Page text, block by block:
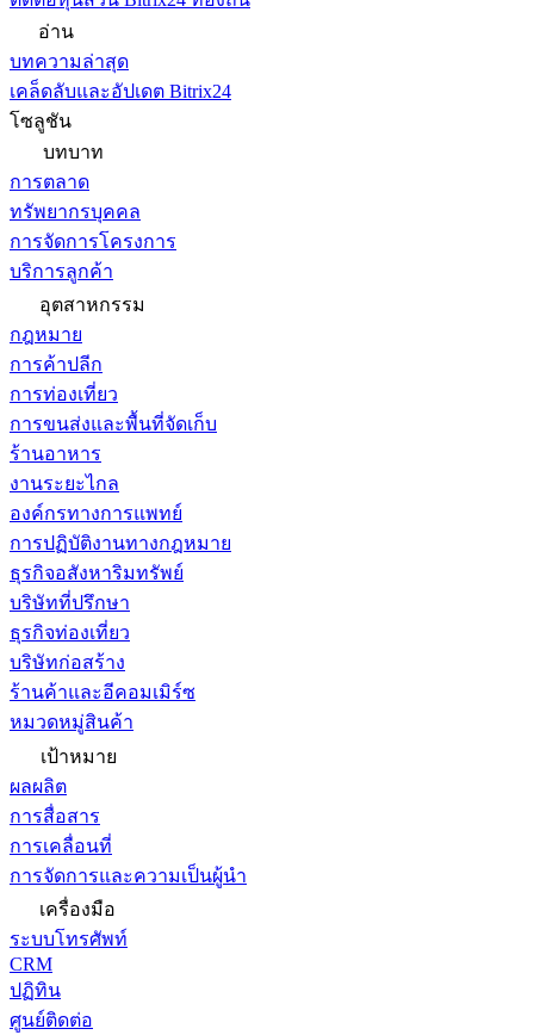
อ่าน
บทความล่าสุด
เคล็ดลับและอัปเดต Bitrix24
โซลูชัน
บทบาท
การตลาด
ทรัพยากรบุคคล
การจัดการโครงการ
บริการลูกค้า
อุตสาหกรรม
กฎหมาย
การค้าปลีก
การท่องเที่ยว
การขนส่งและพื้นที่จัดเก็บ
ร้านอาหาร
งานระยะไกล
องค์กรทางการแพทย์
การปฏิบัติงานทางกฎหมาย
ธุรกิจอสังหาริมทรัพย์
บริษัทที่ปรึกษา
ธุรกิจท่องเที่ยว
บริษัทก่อสร้าง
ร้านค้าและอีคอมเมิร์ซ
หมวดหมู่สินค้า
เป้าหมาย
ผลผลิต
การสื่อสาร
การเคลื่อนที่
การจัดการและความเป็นผู้นำ
เครื่องมือ
ระบบโทรศัพท์
CRM
ปฏิทิน
ศูนย์ติดต่อ